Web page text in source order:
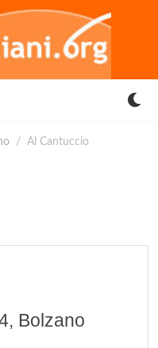
Al Cantuccio
Bolzano